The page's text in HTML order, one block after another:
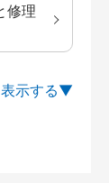
修理